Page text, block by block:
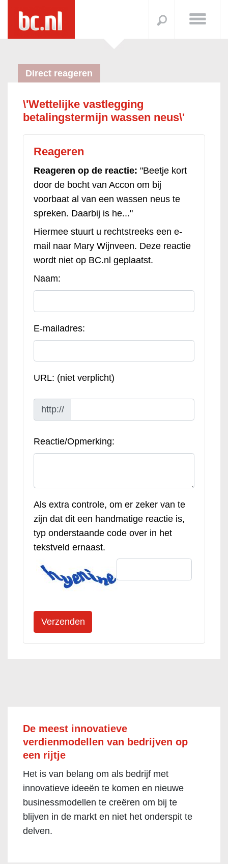
Direct reageren
\'Wettelijke vastlegging
betalingstermijn wassen neus\'
Reageren
Reageren op de reactie: "Beetje kort
door de bocht van Accon om bij
voorbaat al van een wassen neus te
spreken. Daarbij is he..."
Hiermee stuurt u rechtstreeks een e-
mail naar Mary Wijnveen. Deze reactie
wordt niet op BC.nl geplaatst.
Naam:
E-mailadres:
URL: (niet verplicht)
http://
Reactie/Opmerking:
Als extra controle, om er zeker van te
zijn dat dit een handmatige reactie is,
typ onderstaande code over in het
tekstveld ernaast.
De meest innovatieve
verdienmodellen van bedrijven op
een rijtje
Het is van belang om als bedrijf met
innovatieve ideeën te komen en nieuwe
businessmodellen te creëren om bij te
blijven in de markt en niet het onderspit te
delven.